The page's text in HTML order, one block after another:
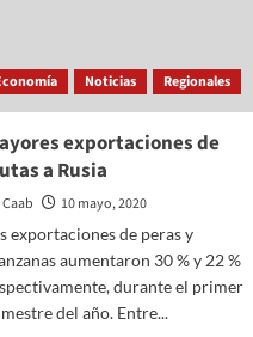
Noticias Regionales
exportaciones de
a Rusia
Caab
10 mayo, 2020
exportaciones de peras y
aumentaron 30 % y 22 %
durante el primer
del año. Entre...